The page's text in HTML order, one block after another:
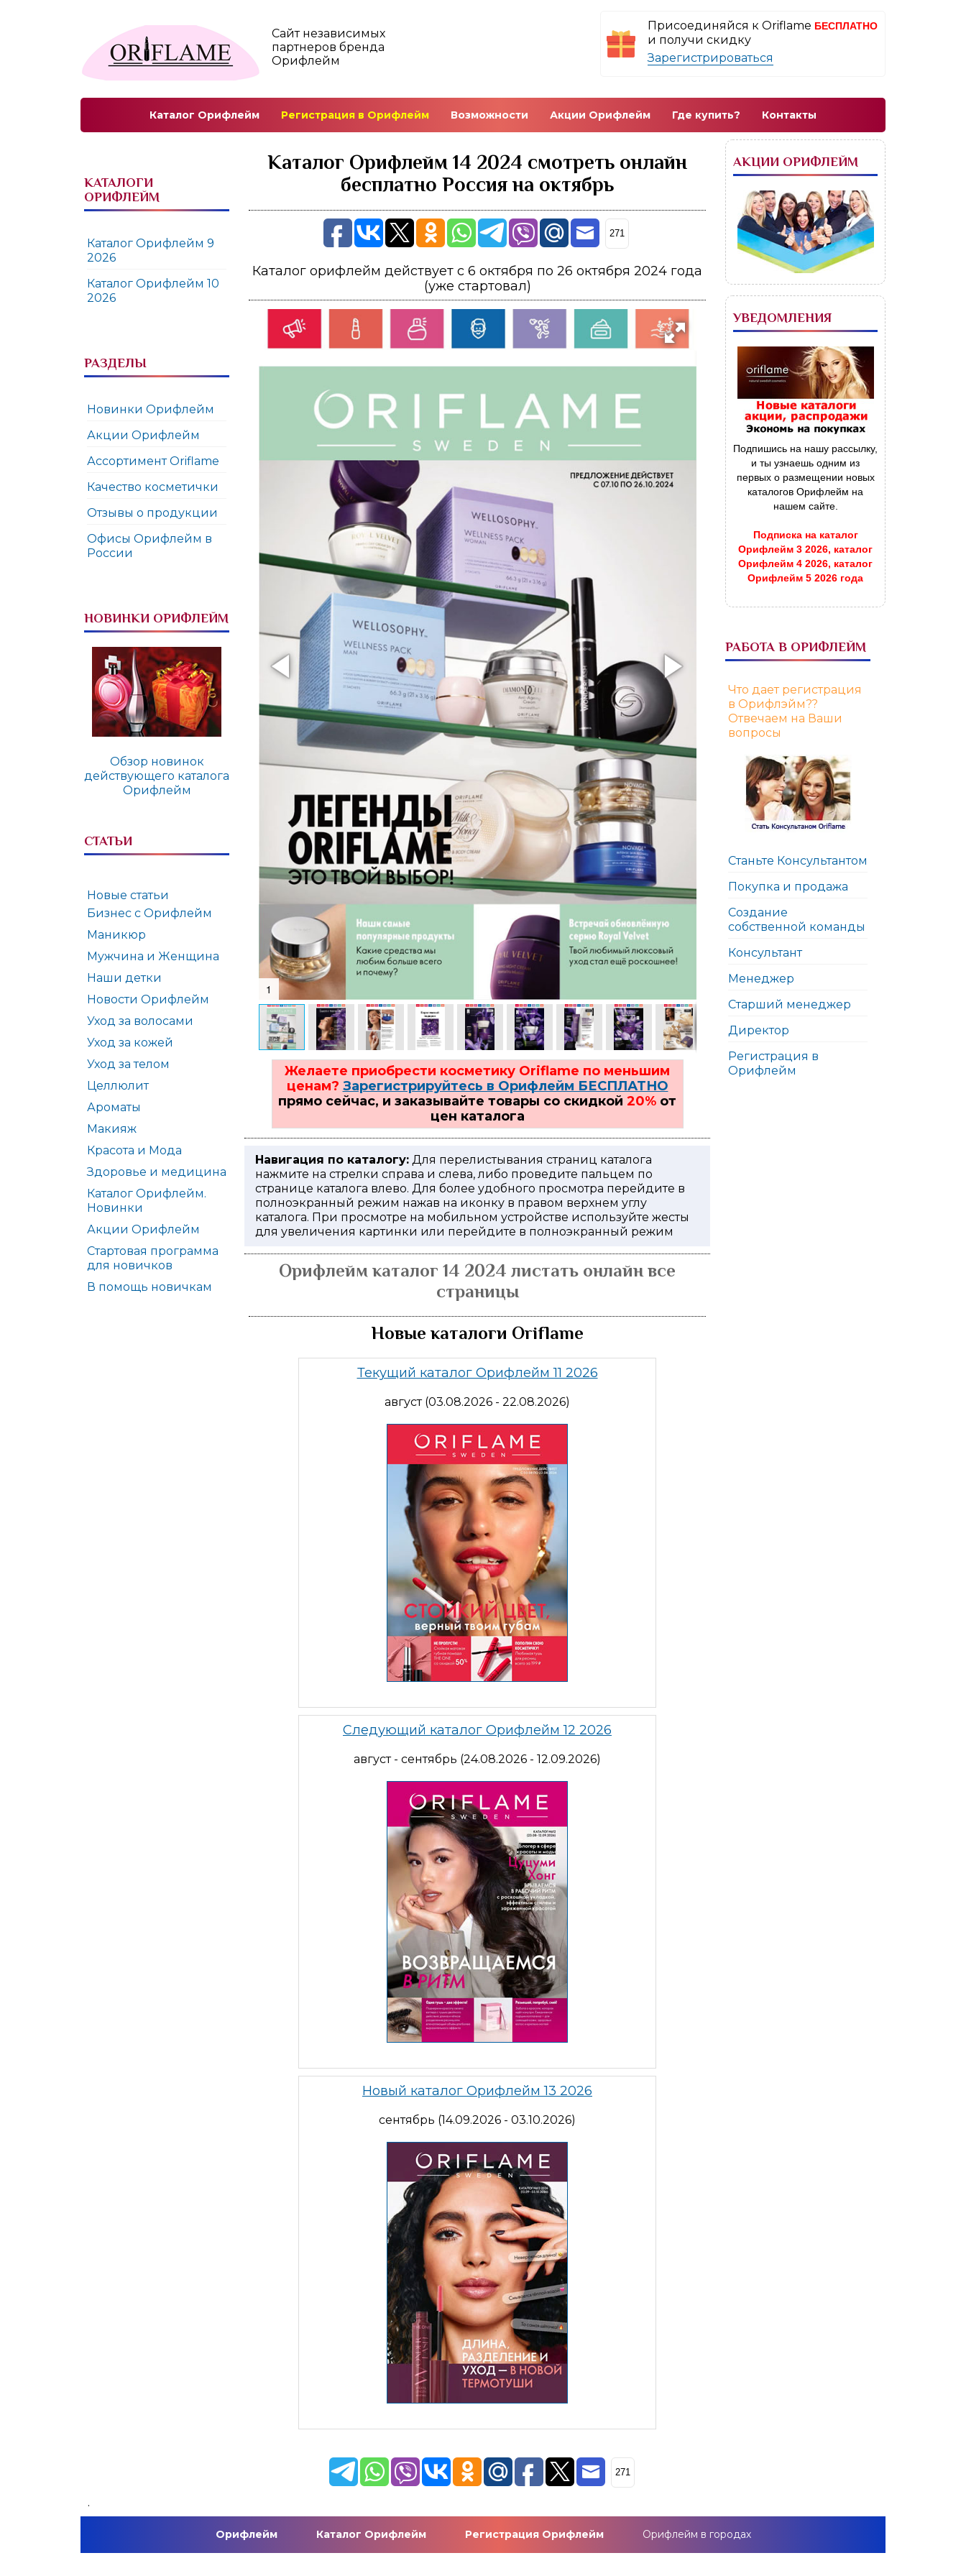
Сайт независимых
партнеров бренда
Орифлейм
Присоединяйся к Oriflame БЕСПЛАТНО
и получи скидку
Зарегистрироваться
Каталог Орифлейм Регистрация в Орифлейм Возможности Акции Орифлейм Где купить? Контакты
КАТАЛОГИ
ОРИФЛЕЙМ
Каталог Орифлейм 9
2026
Каталог Орифлейм 10
2026
РАЗДЕЛЫ
Новинки Орифлейм
Акции Орифлейм
Ассортимент Oriflame
Качество косметички
Отзывы о продукции
Офисы Орифлейм в
России
НОВИНКИ ОРИФЛЕЙМ
Обзор новинок
действующего каталога
Орифлейм
СТАТЬИ
Новые статьи
Бизнес с Орифлейм
Маникюр
Мужчина и Женщина
Наши детки
Новости Орифлейм
Уход за волосами
Уход за кожей
Уход за телом
Целлюлит
Ароматы
Макияж
Красота и Мода
Здоровье и медицина
Каталог Орифлейм.
Новинки
Акции Орифлейм
Стартовая программа
для новичков
В помощь новичкам
Каталог Орифлейм 14 2024 смотреть онлайн
бесплатно Россия на октябрь
271
Каталог орифлейм действует с 6 октября по 26 октября 2024 года
(уже стартовал)
1
Желаете приобрести косметику Oriflame по меньшим
ценам? Зарегистрируйтесь в Орифлейм БЕСПЛАТНО
прямо сейчас, и заказывайте товары со скидкой 20% от
цен каталога
Навигация по каталогу: Для перелистывания страниц каталога
нажмите на стрелки справа и слева, либо проведите пальцем по
странице каталога влево. Для более удобного просмотра перейдите в
полноэкранный режим нажав на иконку в правом верхнем углу
каталога. При просмотре на мобильном устройстве используйте жесты
для увеличения картинки или перейдите в полноэкранный режим
Орифлейм каталог 14 2024 листать онлайн все
страницы
Новые каталоги Oriflame
Текущий каталог Орифлейм 11 2026
август (03.08.2026 - 22.08.2026)
Следующий каталог Орифлейм 12 2026
август - сентябрь (24.08.2026 - 12.09.2026)
Новый каталог Орифлейм 13 2026
сентябрь (14.09.2026 - 03.10.2026)
АКЦИИ ОРИФЛЕЙМ
УВЕДОМЛЕНИЯ
Подпишись на нашу рассылку,
и ты узнаешь одним из
первых о размещении новых
каталогов Орифлейм на
нашем сайте.
Подписка на каталог
Орифлейм 3 2026, каталог
Орифлейм 4 2026, каталог
Орифлейм 5 2026 года
РАБОТА В ОРИФЛЕЙМ
Что дает регистрация
в Орифлэйм??
Отвечаем на Ваши
вопросы
Станьте Консультантом
Покупка и продажа
Создание
собственной команды
Консультант
Менеджер
Старший менеджер
Директор
Регистрация в
Орифлейм
271
.
Орифлейм Каталог Орифлейм Регистрация Орифлейм Орифлейм в городах